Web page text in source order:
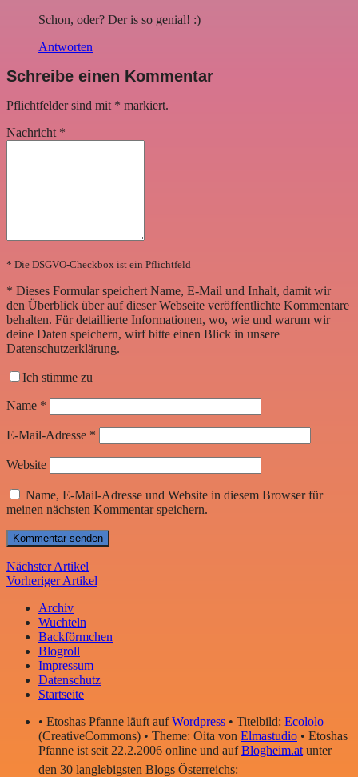
Schon, oder? Der is so genial! :)
Antworten
Schreibe einen Kommentar
Pflichtfelder sind mit * markiert.
Nachricht *
* Die DSGVO-Checkbox ist ein Pflichtfeld
* Dieses Formular speichert Name, E-Mail und Inhalt, damit wir
den Überblick über auf dieser Webseite veröffentlichte Kommentare
behalten. Für detaillierte Informationen, wo, wie und warum wir
deine Daten speichern, wirf bitte einen Blick in unsere
Datenschutzerklärung.
Ich stimme zu
Name *
E-Mail-Adresse *
Website
Name, E-Mail-Adresse und Website in diesem Browser für
meinen nächsten Kommentar speichern.
Nächster Artikel
Vorheriger Artikel
Archiv
Wuchteln
Backförmchen
Blogroll
Impressum
Datenschutz
Startseite
• Etoshas Pfanne läuft aufWordpress • Titelbild: Ecololo
(CreativeCommons) • Theme: Oita von Elmastudio • Etoshas
Pfanne ist seit 22.2.2006 online und aufBlogheim.atunter
den 30 langlebigsten Blogs Österreichs: